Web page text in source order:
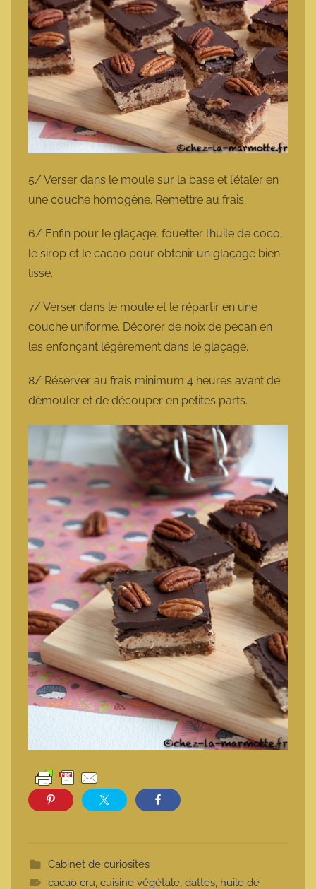
5/ Verser dans le moule sur la base et l’étaler en
une couche homogène. Remettre au frais.
6/ Enfin pour le glaçage, fouetter l’huile de coco,
le sirop et le cacao pour obtenir un glaçage bien
lisse.
7/ Verser dans le moule et le répartir en une
couche uniforme. Décorer de noix de pecan en
les enfonçant légèrement dans le glaçage.
8/ Réserver au frais minimum 4 heures avant de
démouler et de découper en petites parts.
Cabinet de curiosités
cacao cru, cuisine végétale, dattes, huile de